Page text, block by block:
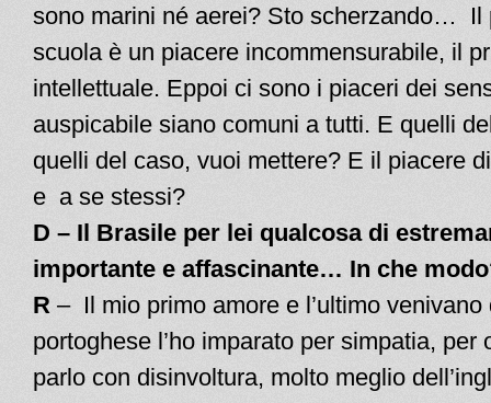
sono marini né aerei? Sto scherzando… Il
scuola è un piacere incommensurabile, il
intellettuale. Eppoi ci sono i piaceri dei
auspicabile siano comuni a tutti. E quelli
quelli del caso, vuoi mettere? E il piacere
e a se stessi?
D – Il Brasile per lei qualcosa di
importante e affascinante… In che
R – Il mio primo amore e l’ultimo
portoghese l’ho imparato per simpatia, per
parlo con disinvoltura, molto meglio